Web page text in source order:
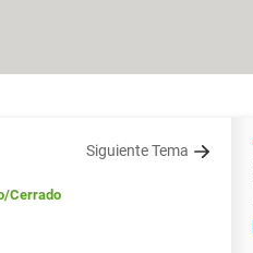
Siguiente Tema
/Cerrado